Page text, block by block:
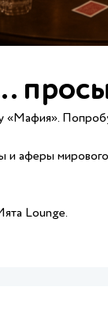
«Мафия».
и аферы
Lounge.